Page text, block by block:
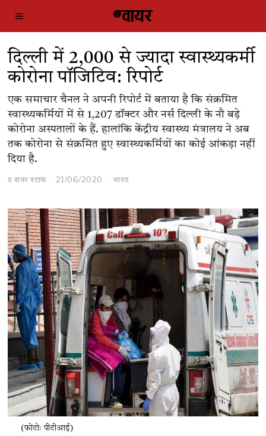
दिल्ली में 2,000 से ज्यादा स्वास्थ्यकर्मी
कोरोना पॉजिटिव: रिपोर्ट
एक समाचार चैनल ने अपनी रिपोर्ट में बताया है कि संक्रमित
स्वास्थ्यकर्मियों में से 1,207 डॉक्टर और नर्स दिल्ली के नौ बड़े
कोरोना अस्पतालों के हैं. हालांकि केंद्रीय स्वास्थ्य मंत्रालय ने अब
तक कोरोना से संक्रमित हुए स्वास्थ्यकर्मियों का कोई आंकड़ा नहीं
दिया है.
द वायर स्टाफ 21/06/2020 भारत
(फोटोः पीटीआई)